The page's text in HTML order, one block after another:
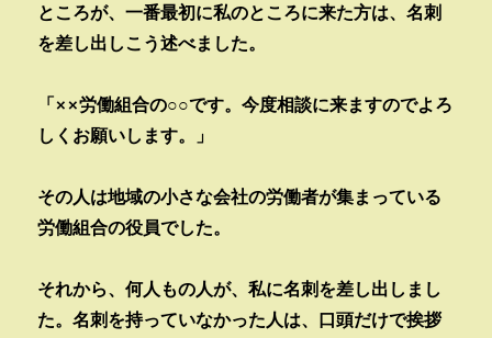
ところが、一番最初に私のところに来た方は、名刺
を差し出しこう述べました。
「××労働組合の○○です。今度相談に来ますのでよろ
しくお願いします。」
その人は地域の小さな会社の労働者が集まっている
労働組合の役員でした。
それから、何人もの人が、私に名刺を差し出しまし
た。名刺を持っていなかった人は、口頭だけで挨拶